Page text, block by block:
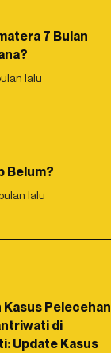
7 Bulan
lalu
Belum?
lalu
Kasus Pelecehan
di
Update Kasus